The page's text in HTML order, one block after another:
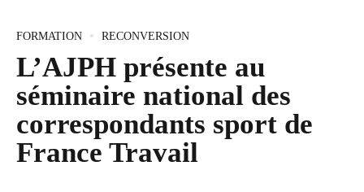
FORMATION RECONVERSION
L’AJPH présente au
séminaire national des
correspondants sport de
France Travail